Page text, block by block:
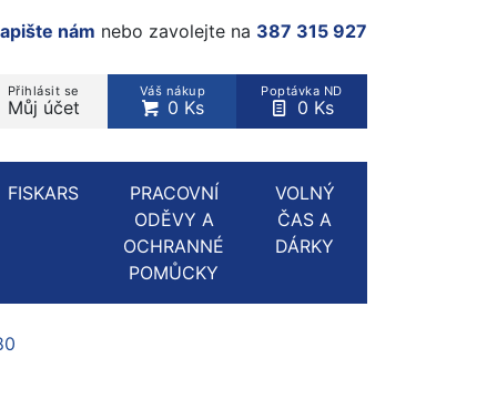
nám nebo zavolejte na 387 315 927
Přihlásit se
Můj účet
Váš nákup
0 Ks
Poptávka ND
0 Ks
kategorie...
FISKARS
PRACOVNÍ
ODĚVY A
OCHRANNÉ
POMŮCKY
VOLNÝ
ČAS A
DÁRKY